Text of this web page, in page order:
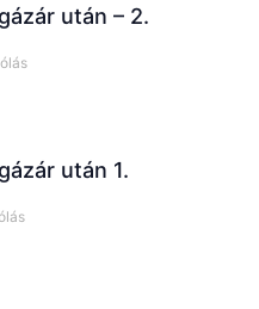
után – 2.
után 1.